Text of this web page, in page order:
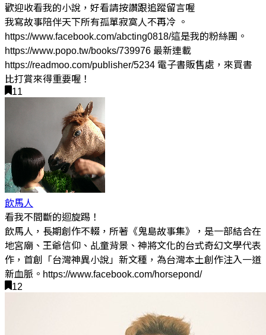
歡迎收看我的小說，好看請按讚跟追蹤留言喔
我寫故事陪伴天下所有孤單寂寞人不再冷 。
https://www.facebook.com/abcting0818/這是我的粉絲團。
https://www.popo.tw/books/739976 最新連載
https://readmoo.com/publisher/5234 電子書販售處，來買書
比打賞來得重要喔！
11
飲馬人
看我不間斷的迴旋踢！
飲馬人，長期創作不輟，所著《鬼島故事集》，是一部結合在
地宮廟、王爺信仰、乩童背景、神將文化的台式奇幻文學代表
作，首創「台灣神異小說」新文種，為台灣本土創作注入一道
新血脈。https://www.facebook.com/horsepond/
12